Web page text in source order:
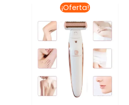
¡Oferta!
El
precio
original
era:
$298.75.
actual
es:
$239.00.